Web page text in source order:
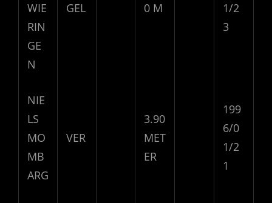
WIE
RIN
GE
N
GEL
0 M
1/2
3
NIE
LS
MO
MB
ARG
VER
3.90
MET
ER
199
6/0
1/2
1